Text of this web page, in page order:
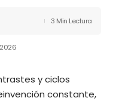
3 Min Lectura
y ciclos
constante,